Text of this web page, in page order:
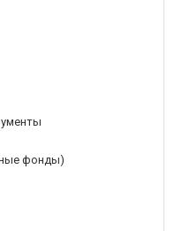
фонды)